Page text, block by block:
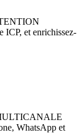
ICP, et enrichissez-
WhatsApp et